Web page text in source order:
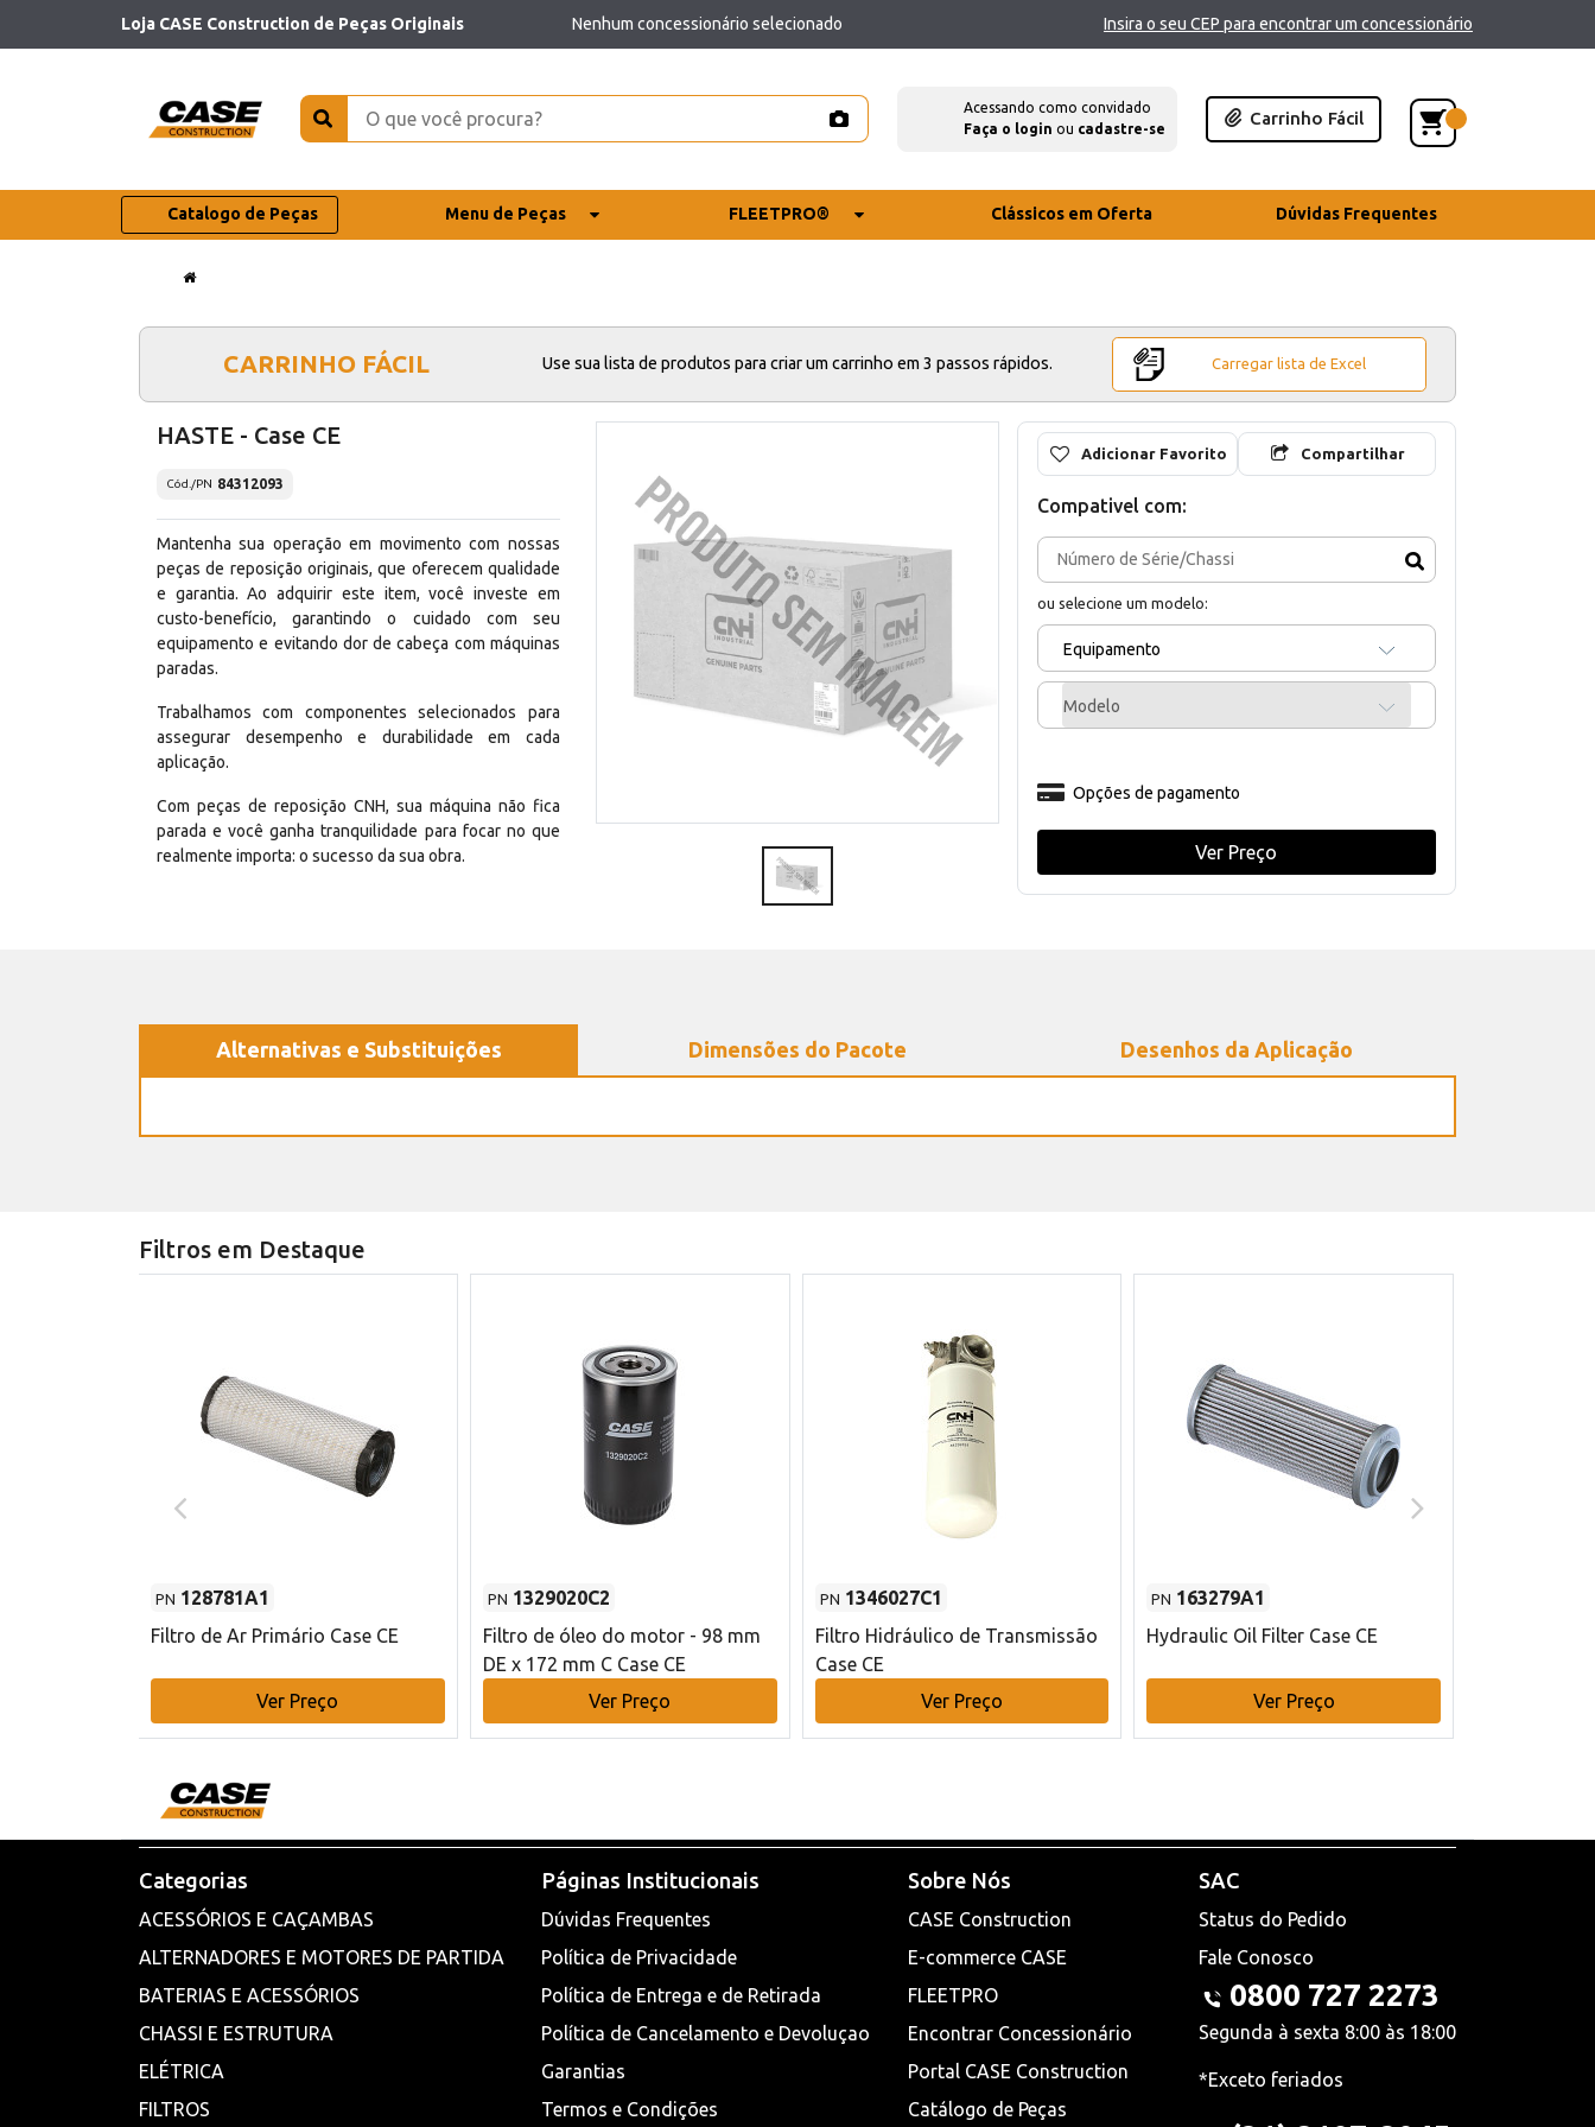
Loja CASE Construction de Peças Originais Nenhum concessionário selecionado Insira o seu CEP para encontrar um concessionário
Acessando como convidado
Faça o login ou cadastre-se
Carrinho Fácil
Catalogo de Peças Menu de Peças FLEETPRO® Clássicos em Oferta Dúvidas Frequentes
CARRINHO FÁCIL Use sua lista de produtos para criar um carrinho em 3 passos rápidos. Carregar lista de Excel
HASTE - Case CE
Cód./PN 84312093
Mantenha sua operação em movimento com nossas
peças de reposição originais, que oferecem qualidade
e garantia. Ao adquirir este item, você investe em
custo-benefício, garantindo o cuidado com seu
equipamento e evitando dor de cabeça com máquinas
paradas.
Trabalhamos com componentes selecionados para
assegurar desempenho e durabilidade em cada
aplicação.
Com peças de reposição CNH, sua máquina não fica
parada e você ganha tranquilidade para focar no que
realmente importa: o sucesso da sua obra.
Adicionar Favorito Compartilhar
Compativel com:
ou selecione um modelo:
Equipamento
Modelo
Opções de pagamento
Ver Preço
Alternativas e Substituições Dimensões do Pacote Desenhos da Aplicação
Filtros em Destaque
PN 128781A1
Filtro de Ar Primário Case CE
Ver Preço
PN 1329020C2
Filtro de óleo do motor - 98 mm
DE x 172 mm C Case CE
Ver Preço
PN 1346027C1
Filtro Hidráulico de Transmissão
Case CE
Ver Preço
PN 163279A1
Hydraulic Oil Filter Case CE
Ver Preço
Categorias
ACESSÓRIOS E CAÇAMBAS
ALTERNADORES E MOTORES DE PARTIDA
BATERIAS E ACESSÓRIOS
CHASSI E ESTRUTURA
ELÉTRICA
FILTROS
Páginas Institucionais
Dúvidas Frequentes
Política de Privacidade
Política de Entrega e de Retirada
Política de Cancelamento e Devoluçao
Garantias
Termos e Condições
Sobre Nós
CASE Construction
E-commerce CASE
FLEETPRO
Encontrar Concessionário
Portal CASE Construction
Catálogo de Peças
SAC
Status do Pedido
Fale Conosco
0800 727 2273
Segunda à sexta 8:00 às 18:00
*Exceto feriados